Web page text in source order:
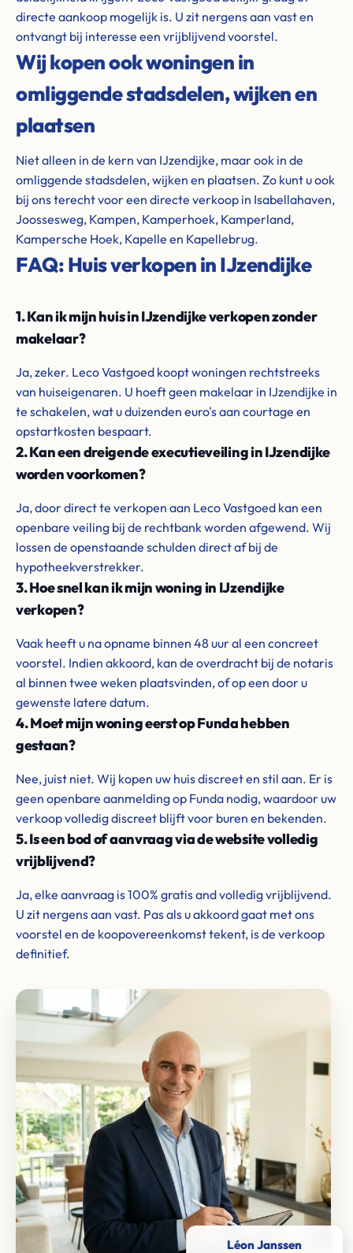
directe aankoop mogelijk is. U zit nergens aan vast en
ontvangt bij interesse een vrijblijvend voorstel.
Wij kopen ook woningen in
omliggende stadsdelen, wijken en
plaatsen
Niet alleen in de kern van IJzendijke, maar ook in de
omliggende stadsdelen, wijken en plaatsen. Zo kunt u ook
bij ons terecht voor een directe verkoop in Isabellahaven,
Joossesweg, Kampen, Kamperhoek, Kamperland,
Kampersche Hoek, Kapelle en Kapellebrug.
FAQ: Huis verkopen in IJzendijke
1. Kan ik mijn huis in IJzendijke verkopen zonder
makelaar?
Ja, zeker. Leco Vastgoed koopt woningen rechtstreeks
van huiseigenaren. U hoeft geen makelaar in IJzendijke in
te schakelen, wat u duizenden euro's aan courtage en
opstartkosten bespaart.
2. Kan een dreigende executieveiling in IJzendijke
worden voorkomen?
Ja, door direct te verkopen aan Leco Vastgoed kan een
openbare veiling bij de rechtbank worden afgewend. Wij
lossen de openstaande schulden direct af bij de
hypotheekverstrekker.
3. Hoe snel kan ik mijn woning in IJzendijke
verkopen?
Vaak heeft u na opname binnen 48 uur al een concreet
voorstel. Indien akkoord, kan de overdracht bij de notaris
al binnen twee weken plaatsvinden, of op een door u
gewenste latere datum.
4. Moet mijn woning eerst op Funda hebben
gestaan?
Nee, juist niet. Wij kopen uw huis discreet en stil aan. Er is
geen openbare aanmelding op Funda nodig, waardoor uw
verkoop volledig discreet blijft voor buren en bekenden.
5. Is een bod of aanvraag via de website volledig
vrijblijvend?
Ja, elke aanvraag is 100% gratis and volledig vrijblijvend.
U zit nergens aan vast. Pas als u akkoord gaat met ons
voorstel en de koopovereenkomst tekent, is de verkoop
definitief.
Léon Janssen